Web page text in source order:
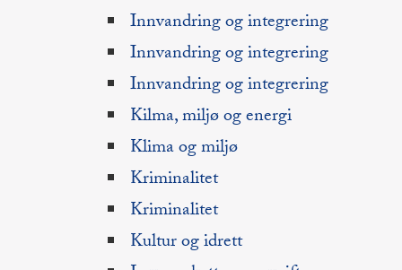
Innvandring og integrering
Innvandring og integrering
Innvandring og integrering
Kilma, miljø og energi
Klima og miljø
Kriminalitet
Kriminalitet
Kultur og idrett